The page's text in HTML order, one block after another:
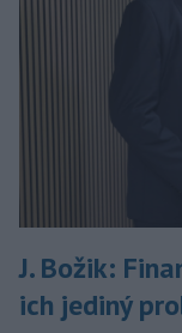
J. Božik:
ich jediný